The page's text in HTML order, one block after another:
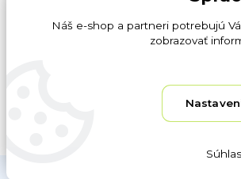
Všeobecné obchodné
Ochrana osobných údajov
Obrázky sú ilustračné. Dodávateľ si
Náš e-shop a partneri potrebujú
zobrazovať